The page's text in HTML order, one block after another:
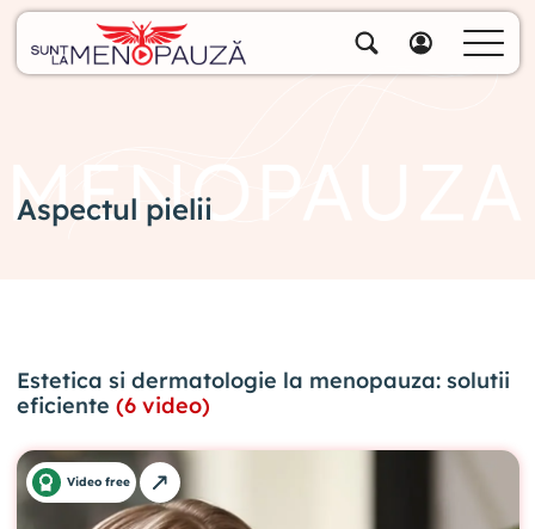
Cumpără pachete
Contul meu
Aspectul pielii
Estetica si dermatologie la menopauza: solutii
eficiente (6 video)
Video free